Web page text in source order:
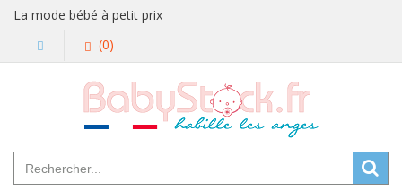
La mode bébé à petit prix
(0)